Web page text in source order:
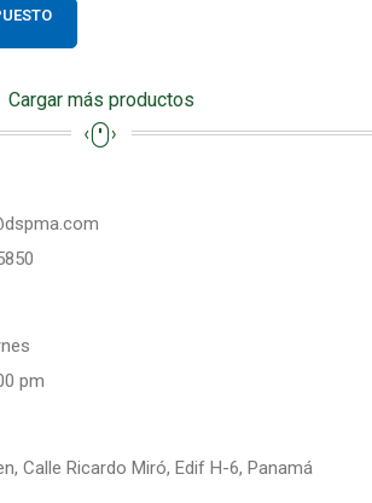
Cargar más productos
pm
Calle Ricardo Miró, Edif H-6, Panamá